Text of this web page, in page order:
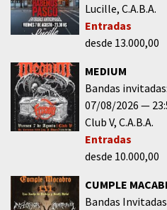
Lucille C.A.B.A.
Entradas
desde 13.000,00
MEDIUM
Bandas
07/08/2026
Club V C.A.B.A.
Entradas
desde 10.000,00
CUMPLE
Bandas